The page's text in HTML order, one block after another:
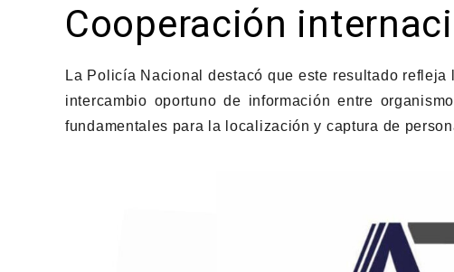
Cooperación
La Policía Nacional destacó que este resultado
intercambio oportuno de información entre
fundamentales para la localización y captura de